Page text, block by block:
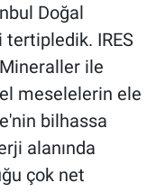
Doğal
IRES
ile
meselelerin ele
bilhassa
alanında
çok net